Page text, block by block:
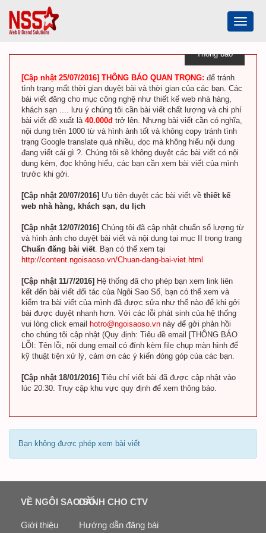
Toggle
Thông báo
[Cập nhật 25/07/2016] THÔNG BÁO QUAN TRỌNG: để tránh
tình trạng mất thời gian duyệt bài và thời gian của các bạn. Các
bài viết đăng cho mục công nghệ như thiết kế web nhà hàng,
khách sạn .... lưu ý chúng tôi cần bài viết chất lượng và chi phí
bài viết đề xuất là 40.000đ trở lên. Nhưng bài viết cần có nghĩa,
nội dung trên 1000 từ và hình ảnh tốt và không copy tránh tình
trạng Google translate quá nhiều, đọc mà không hiểu nội dung
đang viết cái gì ?. Chúng tôi sẽ không duyệt các bài viết có nội
dung kém, đọc không hiểu, các bạn cần xem bài viết của mình
trước khi gởi.
[Cập nhật 20/07/2016] Ưu tiên duyệt các bài viết về thiết kế
web nhà hàng, khách sạn, du lịch
[Cập nhật 12/07/2016] Chúng tôi đã cập nhật chuẩn số lượng từ
và hình ảnh cho duyệt bài viết và nội dung tại mục II trong trang
Chuẩn đăng bài viết. Bạn có thể xem tại
http://content.ngoisaoso.vn/Chuan-dang-bai-viet.html
[Cập nhật 11/7/2016] Hệ thống đã cho phép bạn xem link liên
kết đến bài viết đối tác của Ngôi Sao Số, bạn có thể xem và
kiểm tra bài viết của mình đã được sửa như thế nào để khi gởi
bài được duyệt nhanh hơn. Với các lỗi phát sinh của hệ thống
vui lòng click email
hotro@ngoisaoso.vn này để gởi phản hồi
cho chúng tôi cập nhật (Quy định: Tiêu đề email [THÔNG BÁO
LỖI: Tên lỗi, nội dung email có đính kèm file chụp màn hình để
kỹ thuật tiện xử lý, cảm ơn các ý kiến đóng góp của các bạn.
[Cập nhật 18/01/2016] Tiêu chí viết bài đã được cập nhật vào
lúc 20:30. Truy cập khu vực quy định để xem thông báo.
Bạn không được phép xem bài viết
VỀ NGÔI SAO SỐ
Giới thiệu
DÀNH CHO CTV
Hướng dẫn đăng bài